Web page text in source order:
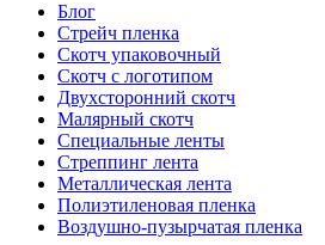
Блог
Стрейч пленка
Скотч упаковочный
Скотч с логотипом
Двухсторонний скотч
Малярный скотч
Специальные ленты
Стреппинг лента
Металлическая лента
Полиэтиленовая пленка
Воздушно-пузырчатая пленка